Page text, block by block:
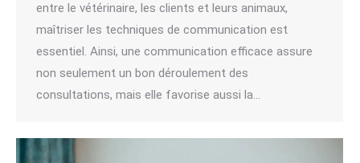
entre le vétérinaire, les clients et leurs animaux,
maîtriser les techniques de communication est
essentiel. Ainsi, une communication efficace assure
non seulement un bon déroulement des
consultations, mais elle favorise aussi la…